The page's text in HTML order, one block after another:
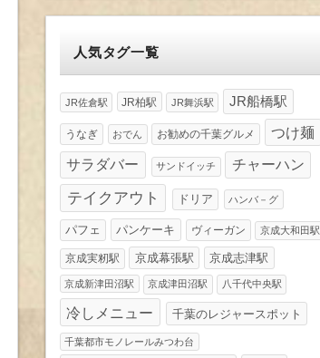
人気タグ一覧
JR佐倉駅 JR柏駅 JR舞浜駅 JR船橋駅
うなぎ おでん お勧めの千葉グルメ つけ麺
サラダバー サンドイッチ チャーハン
テイクアウト ドリア ハンバ－グ
パフェ パンケーキ ヴィーガン 京成大和田駅
京成実籾駅 京成幕張駅 京成志津駅
京成新津田沼駅 京成津田沼駅 八千代中央駅
冷しメニュー 千葉のレジャースポット
千葉都市モノレールみつわ台